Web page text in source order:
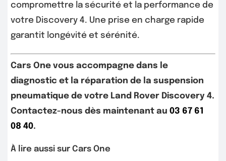
compromettre la sécurité et la performance de
votre Discovery 4. Une prise en charge rapide
garantit longévité et sérénité.
Cars One vous accompagne dans le
diagnostic et la réparation de la suspension
pneumatique de votre Land Rover Discovery 4.
Contactez-nous dès maintenant au 03 67 61
08 40.
À lire aussi sur Cars One